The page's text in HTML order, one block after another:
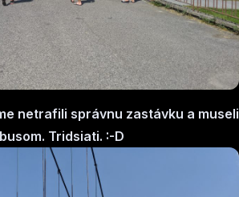
netrafili správnu zastávku a museli
Tridsiati. :-D